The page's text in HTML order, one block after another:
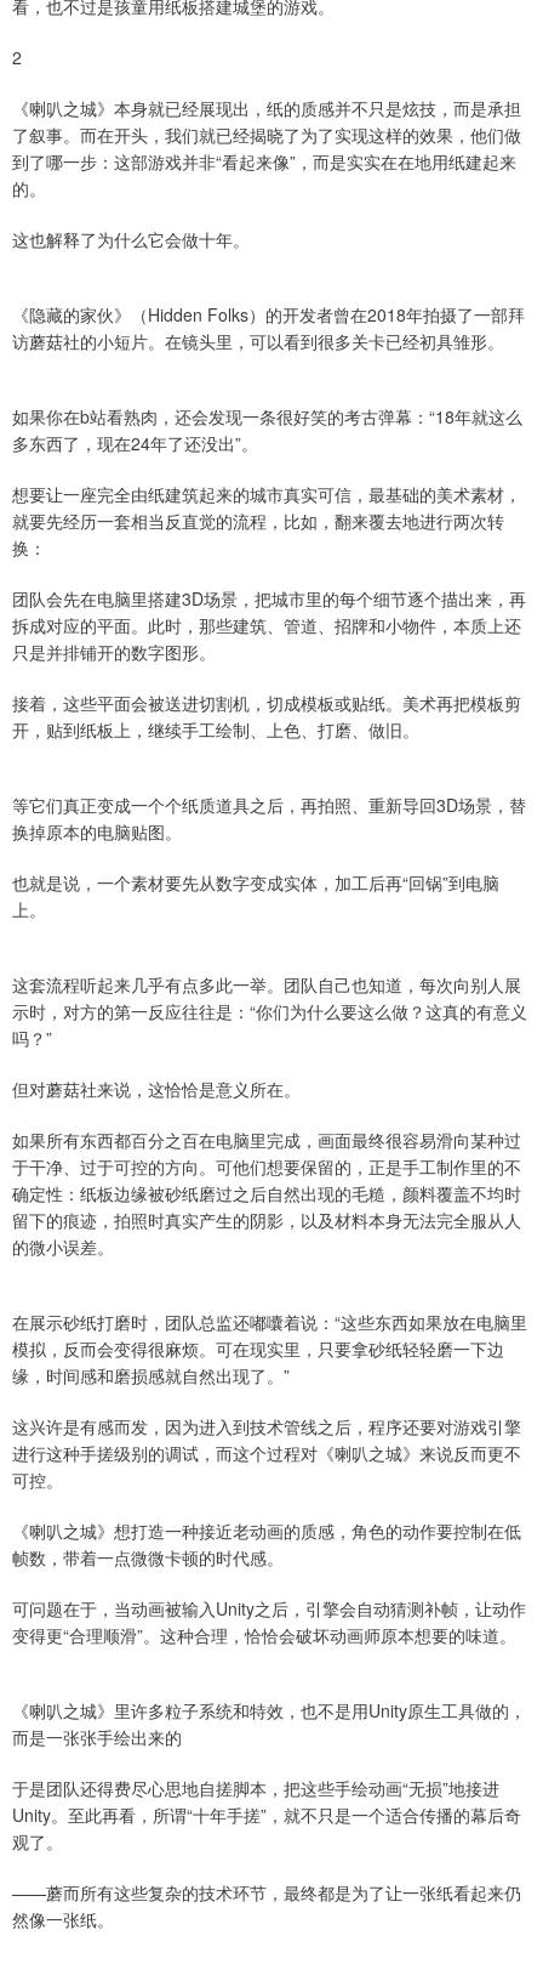
看，也不过是孩童用纸板搭建城堡的游戏。
2
《喇叭之城》本身就已经展现出，纸的质感并不只是炫技，而是承担
了叙事。而在开头，我们就已经揭晓了为了实现这样的效果，他们做
到了哪一步：这部游戏并非“看起来像”，而是实实在在地用纸建起来
的。
这也解释了为什么它会做十年。
《隐藏的家伙》（Hidden Folks）的开发者曾在2018年拍摄了一部拜
访蘑菇社的小短片。在镜头里，可以看到很多关卡已经初具雏形。
如果你在b站看熟肉，还会发现一条很好笑的考古弹幕：“18年就这么
多东西了，现在24年了还没出”。
想要让一座完全由纸建筑起来的城市真实可信，最基础的美术素材，
就要先经历一套相当反直觉的流程，比如，翻来覆去地进行两次转
换：
团队会先在电脑里搭建3D场景，把城市里的每个细节逐个描出来，再
拆成对应的平面。此时，那些建筑、管道、招牌和小物件，本质上还
只是并排铺开的数字图形。
接着，这些平面会被送进切割机，切成模板或贴纸。美术再把模板剪
开，贴到纸板上，继续手工绘制、上色、打磨、做旧。
等它们真正变成一个个纸质道具之后，再拍照、重新导回3D场景，替
换掉原本的电脑贴图。
也就是说，一个素材要先从数字变成实体，加工后再“回锅”到电脑
上。
这套流程听起来几乎有点多此一举。团队自己也知道，每次向别人展
示时，对方的第一反应往往是：“你们为什么要这么做？这真的有意义
吗？”
但对蘑菇社来说，这恰恰是意义所在。
如果所有东西都百分之百在电脑里完成，画面最终很容易滑向某种过
于干净、过于可控的方向。可他们想要保留的，正是手工制作里的不
确定性：纸板边缘被砂纸磨过之后自然出现的毛糙，颜料覆盖不均时
留下的痕迹，拍照时真实产生的阴影，以及材料本身无法完全服从人
的微小误差。
在展示砂纸打磨时，团队总监还嘟囔着说：“这些东西如果放在电脑里
模拟，反而会变得很麻烦。可在现实里，只要拿砂纸轻轻磨一下边
缘，时间感和磨损感就自然出现了。”
这兴许是有感而发，因为进入到技术管线之后，程序还要对游戏引擎
进行这种手搓级别的调试，而这个过程对《喇叭之城》来说反而更不
可控。
《喇叭之城》想打造一种接近老动画的质感，角色的动作要控制在低
帧数，带着一点微微卡顿的时代感。
可问题在于，当动画被输入Unity之后，引擎会自动猜测补帧，让动作
变得更“合理顺滑”。这种合理，恰恰会破坏动画师原本想要的味道。
《喇叭之城》里许多粒子系统和特效，也不是用Unity原生工具做的，
而是一张张手绘出来的
于是团队还得费尽心思地自搓脚本，把这些手绘动画“无损”地接进
Unity。至此再看，所谓“十年手搓”，就不只是一个适合传播的幕后奇
观了。
——蘑而所有这些复杂的技术环节，最终都是为了让一张纸看起来仍
然像一张纸。